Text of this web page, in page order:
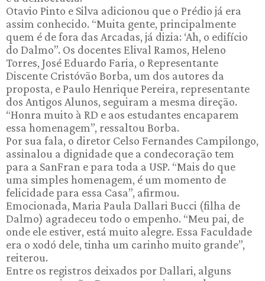
Otavio Pinto e Silva adicionou que o Prédio já era
assim conhecido. “Muita gente, principalmente
quem é de fora das Arcadas, já dizia: ‘Ah, o edifício
do Dalmo”. Os docentes Elival Ramos, Heleno
Torres, José Eduardo Faria, o Representante
Discente Cristóvão Borba, um dos autores da
proposta, e Paulo Henrique Pereira, representante
dos Antigos Alunos, seguiram a mesma direção.
“Honra muito à RD e aos estudantes encaparem
essa homenagem”, ressaltou Borba.
Por sua fala, o diretor Celso Fernandes Campilongo,
assinalou a dignidade que a condecoração tem
para a SanFran e para toda a USP. “Mais do que
uma simples homenagem, é um momento de
felicidade para essa Casa”, afirmou.
Emocionada, Maria Paula Dallari Bucci (filha de
Dalmo) agradeceu todo o empenho. “Meu pai, de
onde ele estiver, está muito alegre. Essa Faculdade
era o xodó dele, tinha um carinho muito grande”,
reiterou.
Entre os registros deixados por Dallari, alguns